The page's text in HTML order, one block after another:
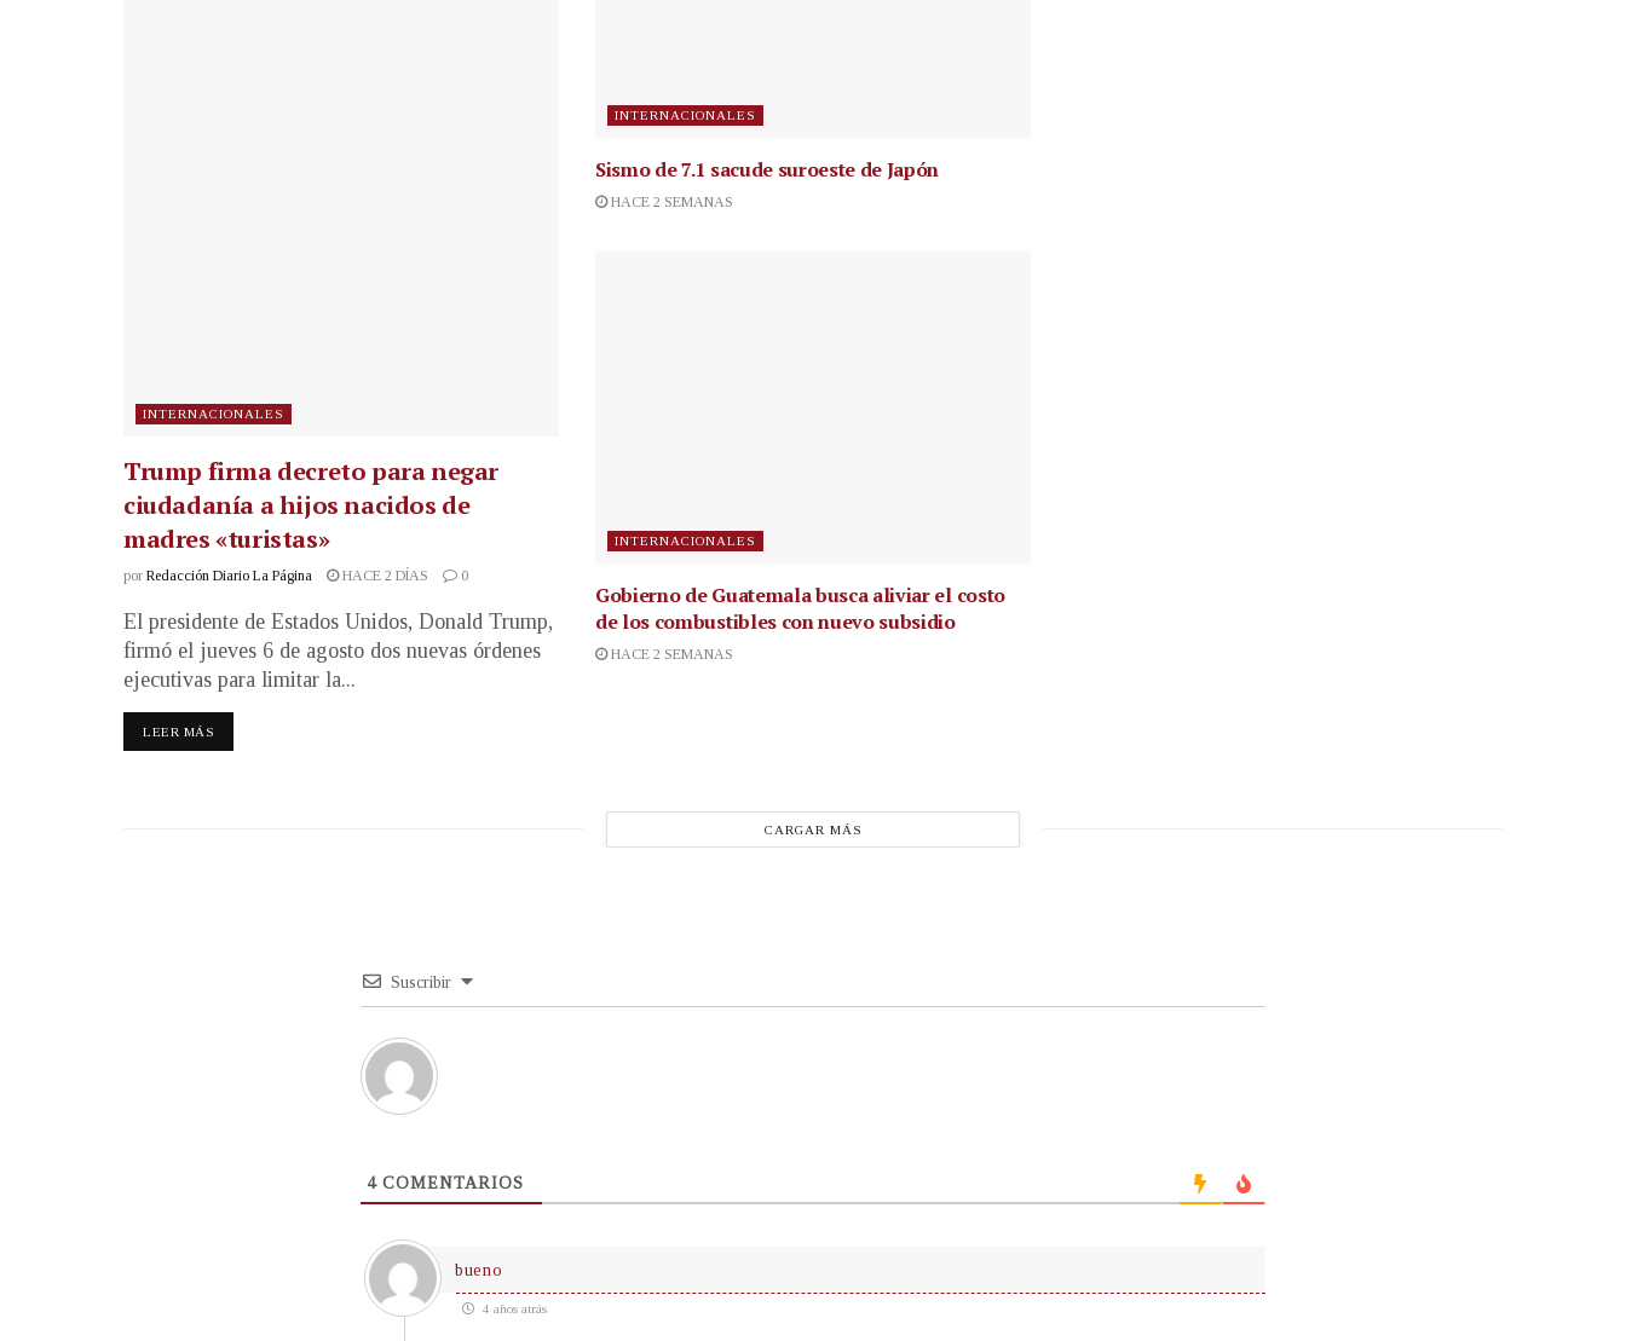
INTERNACIONALES
Trump firma decreto para negar
ciudadanía a hijos nacidos de
madres «turistas»
por Redacción Diario La Página HACE 2 DÍAS 0
El presidente de Estados Unidos, Donald Trump,
firmó el jueves 6 de agosto dos nuevas órdenes
ejecutivas para limitar la...
LEER MÁS
INTERNACIONALES
Sismo de 7.1 sacude suroeste de Japón
HACE 2 SEMANAS
INTERNACIONALES
Gobierno de Guatemala busca aliviar el costo
de los combustibles con nuevo subsidio
HACE 2 SEMANAS
CARGAR MÁS
Suscribir
4COMENTARIOS
bueno
4 años atrás